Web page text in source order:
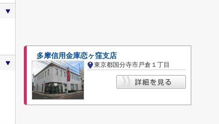
多摩信用金庫恋ヶ窪支店
東京都国分寺市戸倉１丁目